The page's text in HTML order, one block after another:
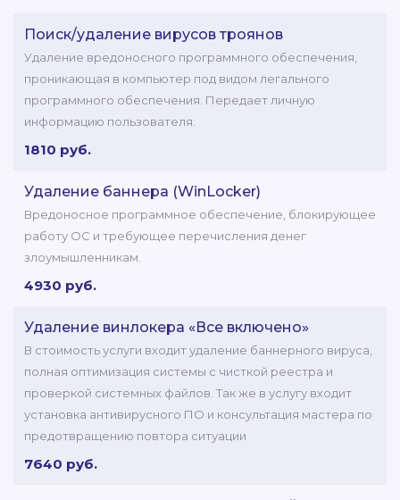
Поиск/удаление вирусов троянов
Удаление вредоносного программного обеспечения,
проникающая в компьютер под видом легального
программного обеспечения. Передает личную
информацию пользователя.
1810 руб.
Удаление баннера (WinLocker)
Вредоносное программное обеспечение, блокирующее
работу ОС и требующее перечисления денег
злоумышленникам.
4930 руб.
Удаление винлокера «Все включено»
В стоимость услуги входит удаление баннерного вируса,
полная оптимизация системы с чисткой реестра и
проверкой системных файлов. Так же в услугу входит
установка антивирусного ПО и консультация мастера по
предотвращению повтора ситуации
7640 руб.